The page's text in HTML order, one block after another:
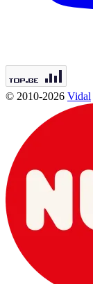
© 2010-2026 Vidal